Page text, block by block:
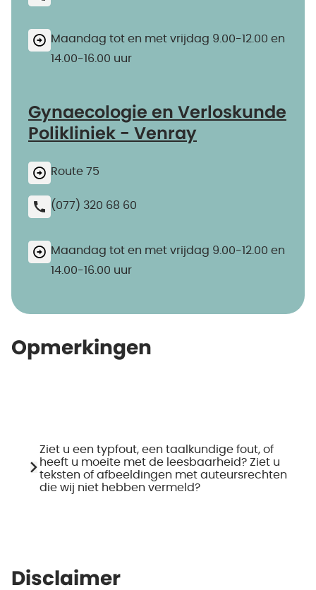
Maandag tot en met vrijdag 9.00-12.00 en
14.00-16.00 uur
Gynaecologie en Verloskunde
Polikliniek - Venray
Route 75
(077) 320 68 60
Maandag tot en met vrijdag 9.00-12.00 en
14.00-16.00 uur
Opmerkingen
Ziet u een typfout, een taalkundige fout, of
heeft u moeite met de leesbaarheid? Ziet u
teksten of afbeeldingen met auteursrechten
die wij niet hebben vermeld?
Disclaimer